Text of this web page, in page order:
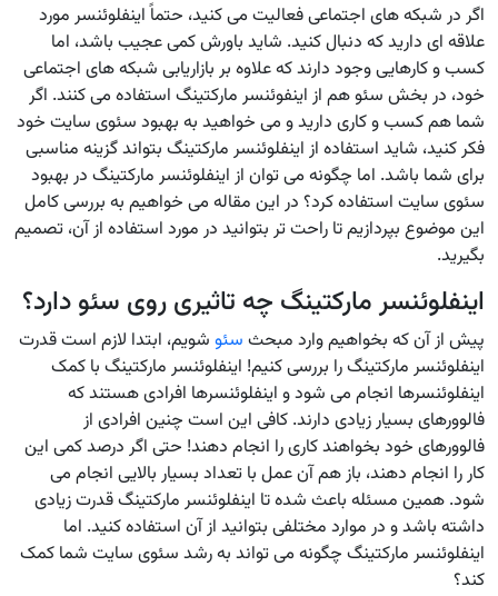
اگر در شبکه های اجتماعی فعالیت می کنید، حتماً اینفلوئنسر مورد
علاقه ای دارید که دنبال کنید. شاید باورش کمی عجیب باشد، اما
کسب و کارهایی وجود دارند که علاوه بر بازاریابی شبکه های اجتماعی
خود، در بخش سئو هم از اینفوئنسر مارکتینگ استفاده می کنند. اگر
شما هم کسب و کاری دارید و می خواهید به بهبود سئوی سایت خود
فکر کنید، شاید استفاده از اینفلوئنسر مارکتینگ بتواند گزینه مناسبی
برای شما باشد. اما چگونه می توان از اینفلوئنسر مارکتینگ در بهبود
سئوی سایت استفاده کرد؟ در این مقاله می خواهیم به بررسی کامل
این موضوع بپردازیم تا راحت تر بتوانید در مورد استفاده از آن، تصمیم
بگیرید.
اینفلوئنسر مارکتینگ چه تاثیری روی سئو دارد؟
پیش از آن که بخواهیم وارد مبحث سئو شویم، ابتدا لازم است قدرت
اینفلوئنسر مارکتینگ را بررسی کنیم! اینفلوئنسر مارکتینگ با کمک
اینفلوئنسرها انجام می شود و اینفلوئنسرها افرادی هستند که
فالوورهای بسیار زیادی دارند. کافی این است چنین افرادی از
فالوورهای خود بخواهند کاری را انجام دهند! حتی اگر درصد کمی این
کار را انجام دهند، باز هم آن عمل با تعداد بسیار بالایی انجام می
شود. همین مسئله باعث شده تا اینفلوئنسر مارکتینگ قدرت زیادی
داشته باشد و در موارد مختلفی بتوانید از آن استفاده کنید. اما
اینفلوئنسر مارکتینگ چگونه می تواند به رشد سئوی سایت شما کمک
کند؟